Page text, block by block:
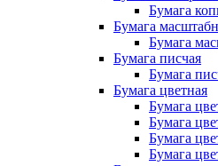
Бумага
Бумага
Бумага
Бумага писчая
Бумага
Бумага цветная
Бумага
Бумага
Бумага
Бумага